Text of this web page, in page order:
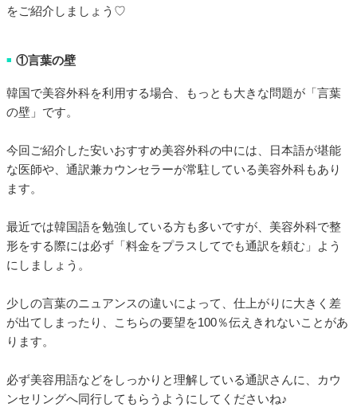
をご紹介しましょう♡
■ ①言葉の壁
韓国で美容外科を利用する場合、もっとも大きな問題が「言葉
の壁」です。
今回ご紹介した安いおすすめ美容外科の中には、日本語が堪能
な医師や、通訳兼カウンセラーが常駐している美容外科もあり
ます。
最近では韓国語を勉強している方も多いですが、美容外科で整
形をする際には必ず「料金をプラスしてでも通訳を頼む」よう
にしましょう。
少しの言葉のニュアンスの違いによって、仕上がりに大きく差
が出てしまったり、こちらの要望を100％伝えきれないことがあ
ります。
必ず美容用語などをしっかりと理解している通訳さんに、カウ
ンセリングへ同行してもらうようにしてくださいね♪